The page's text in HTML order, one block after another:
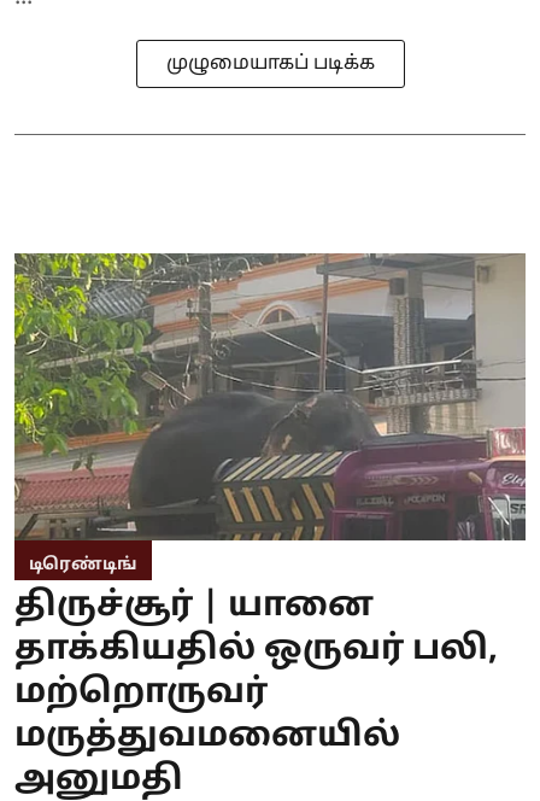
முழுமையாகப் படிக்க
டிரெண்டிங்
திருச்சூர் | யானை
தாக்கியதில் ஒருவர் பலி,
மற்றொருவர்
மருத்துவமனையில்
அனுமதி